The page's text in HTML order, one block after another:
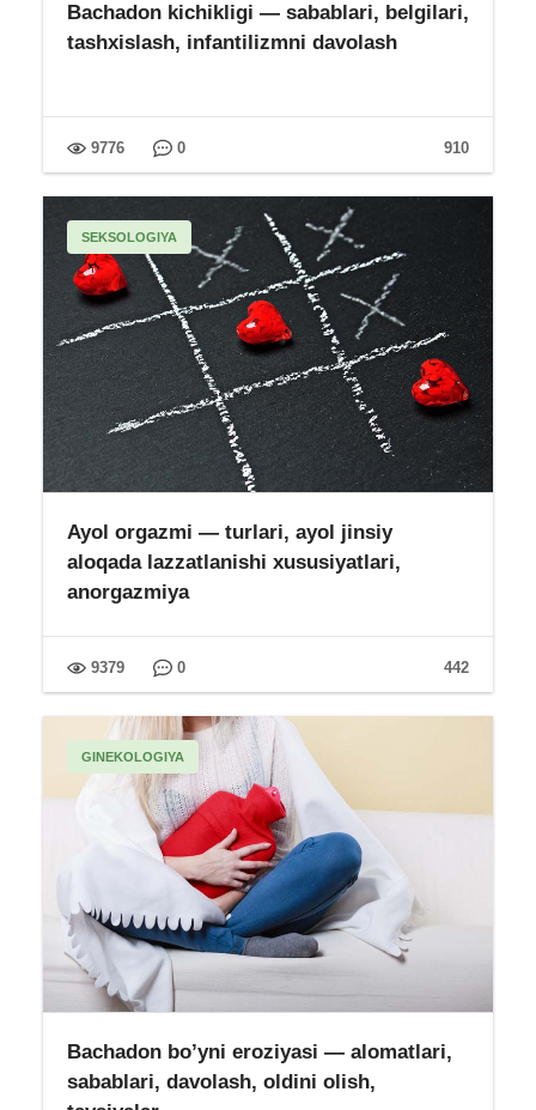
Bachadon kichikligi — sabablari, belgilari,
tashxislash, infantilizmni davolash
910
9776 0
SEKSOLOGIYA
Ayol orgazmi — turlari, ayol jinsiy
aloqada lazzatlanishi xususiyatlari,
anorgazmiya
442
9379 0
GINEKOLOGIYA
Bachadon bo’yni eroziyasi — alomatlari,
sabablari, davolash, oldini olish,